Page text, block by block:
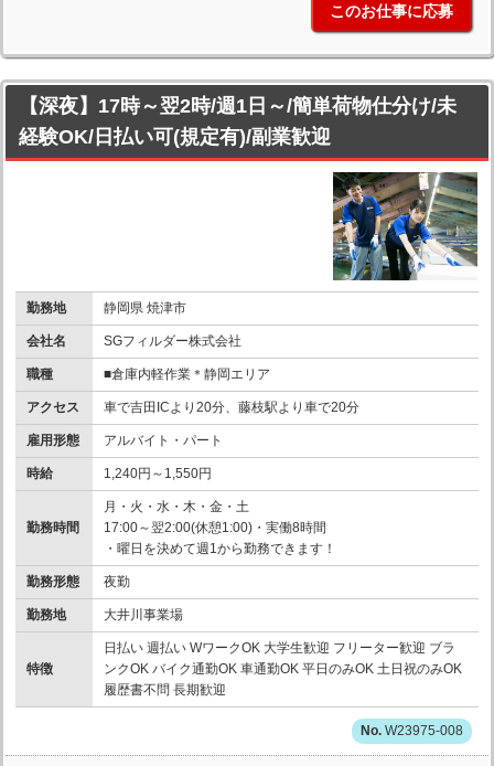
このお仕事に応募
【深夜】17時～翌2時/週1日～/簡単荷物仕分け/未
経験OK/日払い可(規定有)/副業歓迎
勤務地 静岡県 焼津市
会社名 SGフィルダー株式会社
職種 ■倉庫内軽作業＊静岡エリア
アクセス 車で吉田ICより20分、藤枝駅より車で20分
雇用形態 アルバイト・パート
時給 1,240円～1,550円
勤務時間
月・火・水・木・金・土
17:00～翌2:00(休憩1:00)・実働8時間
・曜日を決めて週1から勤務できます！
勤務形態 夜勤
勤務地 大井川事業場
特徴
日払い 週払い WワークOK 大学生歓迎 フリーター歓迎 ブラ
ンクOK バイク通勤OK 車通勤OK 平日のみOK 土日祝のみOK
履歴書不問 長期歓迎
W23975-008